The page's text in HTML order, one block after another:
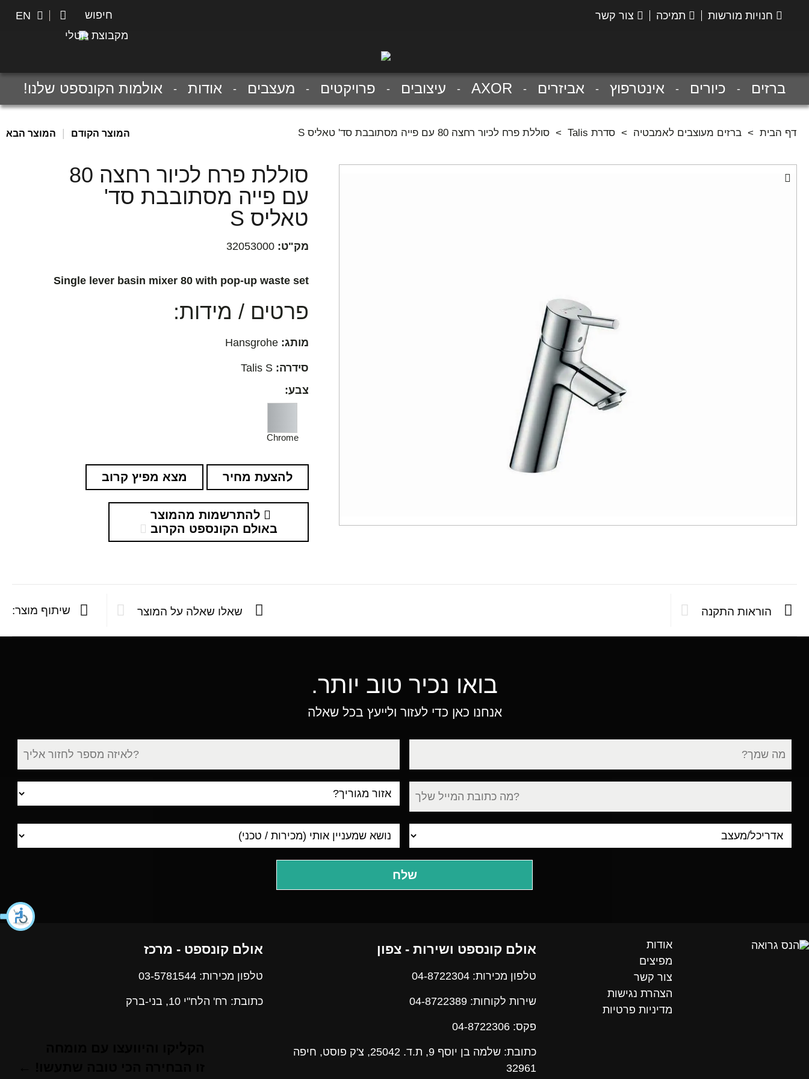
חנויות מורשות תמיכה צור קשר חיפוש EN
מקבוצת נוטלי
ברזים כיורים אינטרפוץ אביזרים AXOR עיצובים פרויקטים מעצבים אודות אולמות הקונספט שלנו!
דף הבית > ברזים מעוצבים לאמבטיה > סדרת Talis > סוללת פרח לכיור רחצה 80 עם פייה מסתובבת סד' טאליס S המוצר הקודם המוצר הבא
סוללת פרח לכיור רחצה 80
עם פייה מסתובבת סד'
טאליס S
מק"ט: 32053000
Single lever basin mixer 80 with pop-up waste set
פרטים / מידות:
מותג:
סידרה:
צבע:
Chrome
להצעת מחיר מצא מפיץ קרוב
להתרשמות מהמוצר
באולם הקונספט הקרוב
הוראות התקנה שאלו שאלה על המוצר שיתוף מוצר:
בואו נכיר טוב יותר.
אנחנו כאן כדי לעזור ולייעץ בכל שאלה
עיר
מגורים
אודות
מפיצים
צור קשר
הצהרת נגישות
מדיניות פרטיות
אולם קונספט ושירות - צפון
טלפון מכירות: 04-8722304
שירות לקוחות: 04-8722389
פקס:04-8722306
כתובת: שלמה בן יוסף 9, ת.ד. 25042, צ'ק פוסט, חיפה
32961
אולם קונספט - מרכז
טלפון מכירות: 03-5781544
כתובת: רח' הלח"י 10, בני-ברק